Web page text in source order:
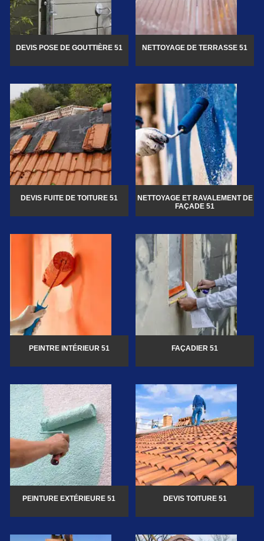
DEVIS POSE DE GOUTTIÈRE 51 NETTOYAGE DE TERRASSE 51
DEVIS FUITE DE TOITURE 51
NETTOYAGE ET RAVALEMENT DE
FAÇADE 51
PEINTRE INTÉRIEUR 51 FAÇADIER 51
PEINTURE EXTÉRIEURE 51 DEVIS TOITURE 51